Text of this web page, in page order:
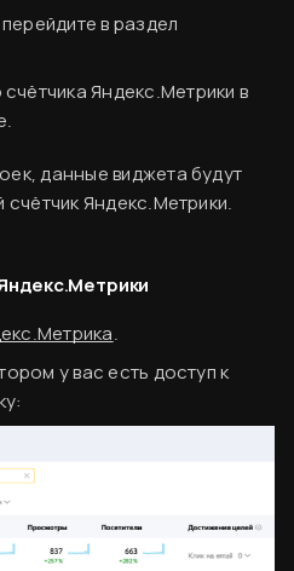
в раздел
Яндекс.Метрики в
данные виджета будут
счётчик Яндекс.Метрики.
.
у вас есть доступ к